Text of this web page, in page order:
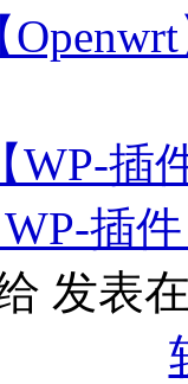
【WP-
WP-插
发表